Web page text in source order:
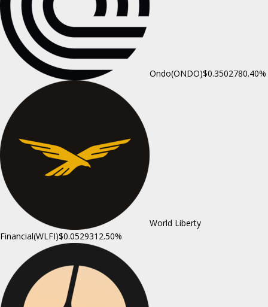
Ondo(ONDO)$0.3502780.40%
World Liberty
Financial(WLFI)$0.052931 2.50%